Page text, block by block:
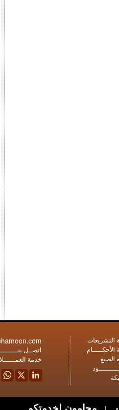
اتصــل بنـــــــــــــا
خدمة العمــــــلاء